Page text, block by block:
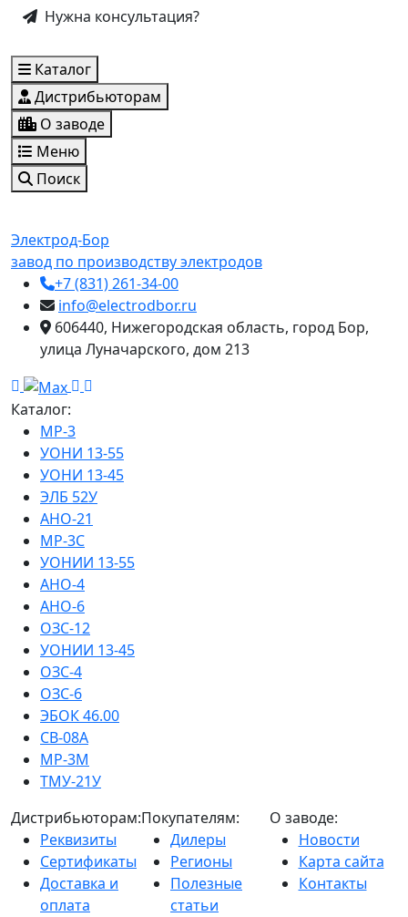
Нужна консультация?
Каталог
Дистрибьюторам
О заводе
Меню
Поиск
Электрод-Бор
завод по производству электродов
+7 (831) 261-34-00
info@electrodbor.ru
606440, Нижегородская область, город Бор,
улица Луначарского, дом 213
Каталог:
МР-3
УОНИ 13-55
УОНИ 13-45
ЭЛБ 52У
АНО-21
МР-3С
УОНИИ 13-55
АНО-4
АНО-6
ОЗС-12
УОНИИ 13-45
ОЗС-4
ОЗС-6
ЭБОК 46.00
СВ-08А
МР-3М
ТМУ-21У
Дистрибьюторам:
Реквизиты
Сертификаты
Доставка и
оплата
Покупателям:
Дилеры
Регионы
Полезные
статьи
О заводе:
Новости
Карта сайта
Контакты